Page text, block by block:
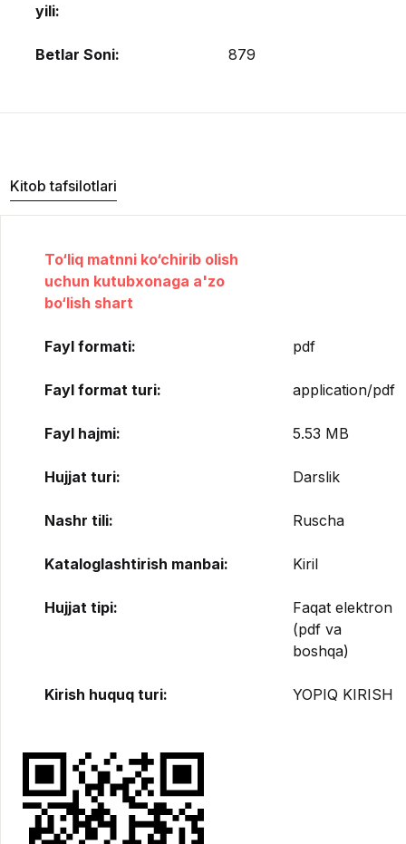
yili:
Betlar Soni: 879
Kitob tafsilotlari
To‘liq matnni ko‘chirib olish
uchun kutubxonaga a'zo
bo‘lish shart
Fayl formati: pdf
Fayl format turi: application/pdf
Fayl hajmi: 5.53 MB
Hujjat turi: Darslik
Nashr tili: Ruscha
Kataloglashtirish manbai: Kiril
Hujjat tipi:
Faqat elektron
(pdf va
boshqa)
Kirish huquq turi: YOPIQ KIRISH